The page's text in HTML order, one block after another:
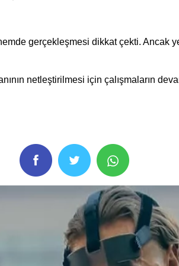
gerçekleşmesi dikkat çekti.
netleştirilmesi için çalışmaların